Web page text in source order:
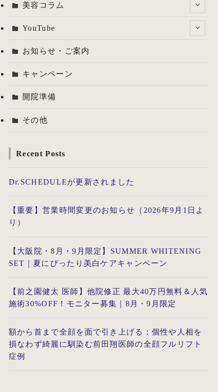
美容コラム
YouTube
お知らせ・ご案内
キャンペーン
開院準備
その他
Recent Posts
Dr.SCHEDULEが更新されました
【重要】営業時間変更のお知らせ（2026年9月1日よ
り）
【大阪院・8月・9月限定】SUMMER WHITENING
SET｜夏にぴったり美白ケアキャンペーン
【前之園健太 医師】他院修正 最大40万円無料＆人気
施術30%OFF！モニター募集｜8月・9月限定
額から首まで全顔を面で引き上げる：個性や人相を
損なわず綺麗に馴染む前田翔医師の全顔フルリフト
症例